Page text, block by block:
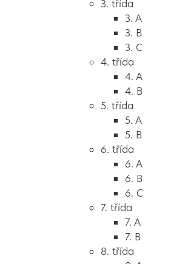
3. třída
3. A
3. B
3. C
4. třída
4. A
4. B
5. třída
5. A
5. B
6. třída
6. A
6. B
6. C
7. třída
7. A
7. B
8. třída